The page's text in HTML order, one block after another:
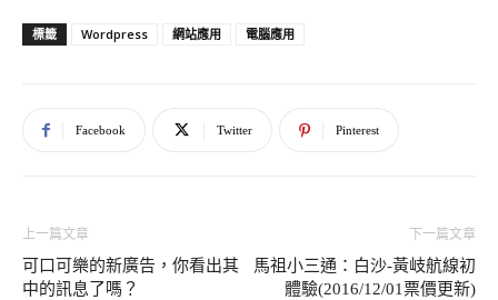
標籤 Wordpress 網站應用 電腦應用
Facebook Twitter Pinterest
上一篇文章
可口可樂的新廣告，你看出其
中的訊息了嗎？
下一篇文章
馬祖小三通：白沙-黃岐航線初
體驗(2016/12/01票價更新)